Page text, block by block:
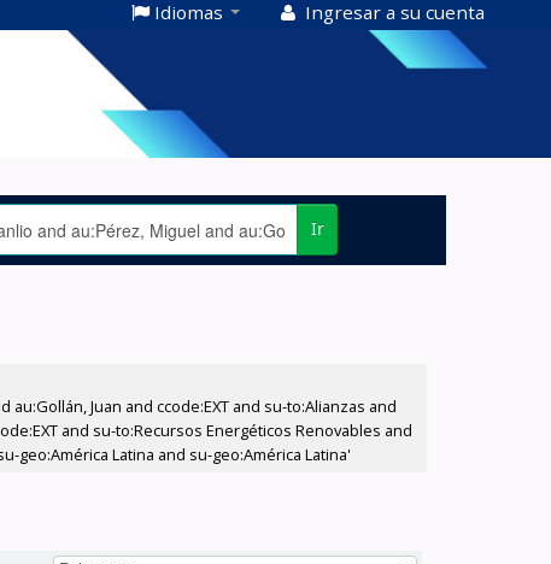
Idiomas Ingresar a su cuenta
Ir
au:Gollán, Juan and ccode:EXT and su-to:Alianzas and
and su-to:Recursos Energéticos Renovables and
geo:América Latina and su-geo:América Latina'